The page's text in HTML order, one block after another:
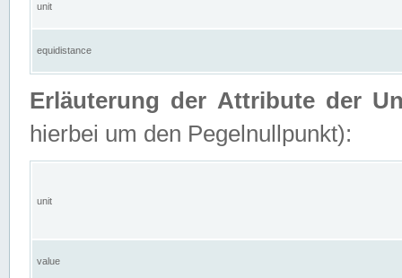
unit
equidistance
Erläuterung der Attribute der
hierbei um den Pegelnullpunkt):
unit
value